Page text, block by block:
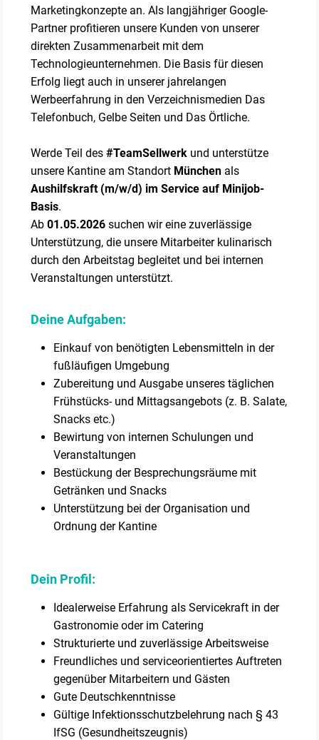
Marketingkonzepte an. Als langjähriger Google-
Partner profitieren unsere Kunden von unserer
direkten Zusammenarbeit mit dem
Technologieunternehmen. Die Basis für diesen
Erfolg liegt auch in unserer jahrelangen
Werbeerfahrung in den Verzeichnismedien Das
Telefonbuch, Gelbe Seiten und Das Örtliche.
Werde Teil des#TeamSellwerk und unterstütze
unsere Kantine am Standort München als
Aushilfskraft (m/w/d) im Service auf Minijob-
Basis.
Ab01.05.2026 suchen wir eine zuverlässige
Unterstützung, die unsere Mitarbeiter kulinarisch
durch den Arbeitstag begleitet und bei internen
Veranstaltungen unterstützt.
Deine Aufgaben:
Einkauf von benötigten Lebensmitteln in der
fußläufigen Umgebung
Zubereitung und Ausgabe unseres täglichen
Frühstücks- und Mittagsangebots (z. B. Salate,
Snacks etc.)
Bewirtung von internen Schulungen und
Veranstaltungen
Bestückung der Besprechungsräume mit
Getränken und Snacks
Unterstützung bei der Organisation und
Ordnung der Kantine
Dein Profil:
Idealerweise Erfahrung als Servicekraft in der
Gastronomie oder im Catering
Strukturierte und zuverlässige Arbeitsweise
Freundliches und serviceorientiertes Auftreten
gegenüber Mitarbeitern und Gästen
Gute Deutschkenntnisse
Gültige Infektionsschutzbelehrung nach § 43
IfSG (Gesundheitszeugnis)